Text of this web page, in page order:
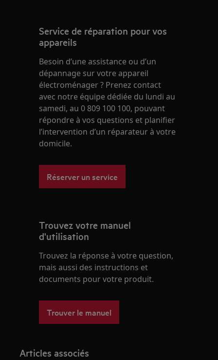
Service de réparation pour vos
appareils
Besoin d’une assistance ou d’un
dépannage sur votre appareil
électroménager ? Prenez contact
avec notre équipe dédiée du lundi au
samedi, au 0 809 100 100, pouvant
répondre à vos questions et planifier
l’intervention d’un réparateur à votre
domicile.
Réserver un service
Trouvez votre manuel
d'utilisation
Trouvez la réponse à votre question,
mais aussi des instructions et
documents pour votre produit.
Trouver le manuel
Articles associés